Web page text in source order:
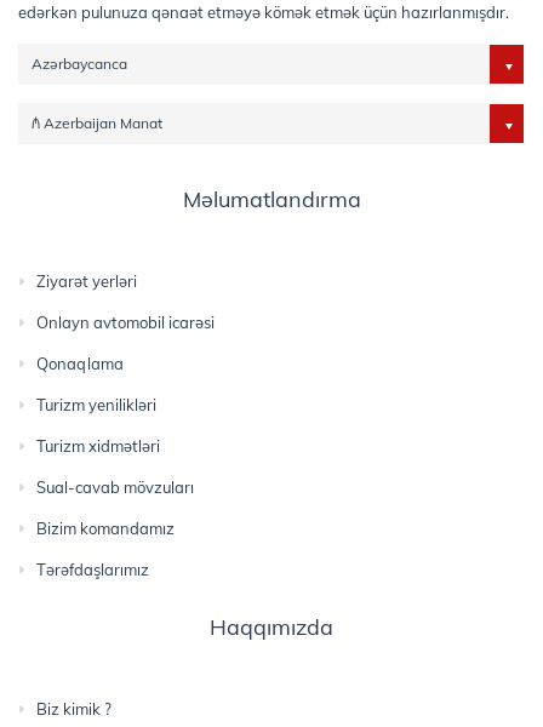
edərkən pulunuza qənaət etməyə kömək etmək üçün hazırlanmışdır.
Azərbaycanca
₼ Azerbaijan Manat
Məlumatlandırma
Ziyarət yerləri
Onlayn avtomobil icarəsi
Qonaqlama
Turizm yenilikləri
Turizm xidmətləri
Sual-cavab mövzuları
Bizim komandamız
Tərəfdaşlarımız
Haqqımızda
Biz kimik ?